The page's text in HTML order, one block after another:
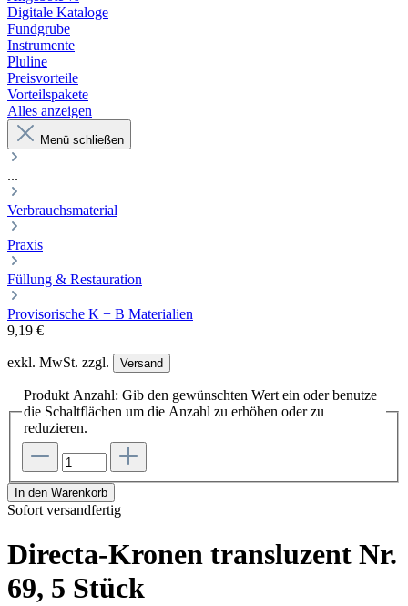
Digitale Kataloge
Fundgrube
Instrumente
Pluline
Preisvorteile
Vorteilspakete
Alles anzeigen
Menü schließen
...
Verbrauchsmaterial
Praxis
Füllung & Restauration
Provisorische K + B Materialien
9,19 €
exkl. MwSt. zzgl. Versand
Produkt Anzahl: Gib den gewünschten Wert ein oder benutze
die Schaltflächen um die Anzahl zu erhöhen oder zu
reduzieren.
In den Warenkorb
Sofort versandfertig
Directa-Kronen transluzent Nr.
69, 5 Stück